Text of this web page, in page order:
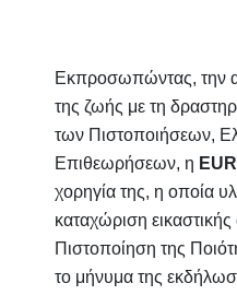
Εκπροσωπώντας, την
της ζωής με τη
των Πιστοποιήσεων,
Επιθεωρήσεων, η
χορηγία της, η οποία
καταχώριση
Πιστοποίηση της
το μήνυμα της